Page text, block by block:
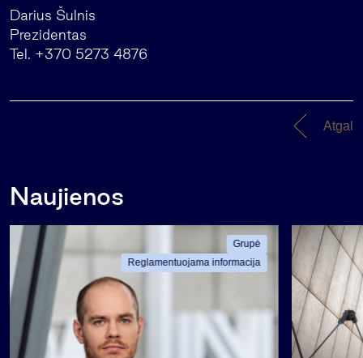
Darius Šulnis
Prezidentas
Tel. +370 5273 4876
Atgal
Naujienos
Grupė
Reglamentuojama informacija